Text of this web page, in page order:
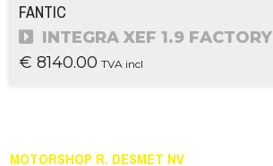
FANTIC
INTEGRA XEF 1.9 FACTORY
€ 8140.00 TVA incl
MOTORSHOP R. DESMET NV